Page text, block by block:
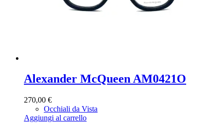
Alexander McQueen AM0421O
270,00 €
Occhiali da Vista
Aggiungi al carrello